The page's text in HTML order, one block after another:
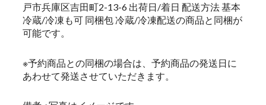
戸市兵庫区吉田町2-13-6 出荷日/着日 配送方法 基本
冷蔵/冷凍も可 同梱包 冷蔵/冷凍配送の商品と同梱が
可能です。
※予約商品との同梱の場合は、予約商品の発送日に
あわせて発送させていただきます。